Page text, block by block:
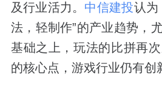
及行业活力。 中信建投认为
法，轻制作”的产业趋势，
基础之上，玩法的比拼再
的核心点，游戏行业仍有创